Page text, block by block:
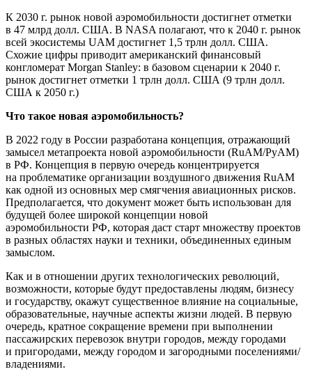
К 2030 г. рынок новой аэромобильности достигнет отметки
в 47 млрд долл. США. В NASA полагают, что к 2040 г. рынок
всей экосистемы UAM достигнет 1,5 трлн долл. США.
Схожие цифры приводит американский финансовый
конгломерат Morgan Stanley: в базовом сценарии к 2040 г.
рынок достигнет отметки 1 трлн долл. США (9 трлн долл.
США к 2050 г.)
Что такое новая аэромобильность?
В 2022 году в России разработана концепция, отражающий
замысел метапроекта новой аэромобильности (RuAM/РуАМ)
в РФ. Концепция в первую очередь концентрируется
на проблематике организации воздушного движения RuAM
как одной из основных мер смягчения авиационных рисков.
Предполагается, что документ может быть использован для
будущей более широкой концепции новой
аэромобильности РФ, которая даст старт множеству проектов
в разных областях науки и техники, объединенных единым
замыслом.
Как и в отношении других технологических революций,
возможности, которые будут предоставлены людям, бизнесу
и государству, окажут существенное влияние на социальные,
образовательные, научные аспекты жизни людей. В первую
очередь, кратное сокращение времени при выполнении
пассажирских перевозок внутри городов, между городами
и пригородами, между городом и загородными поселениями/
владениями.